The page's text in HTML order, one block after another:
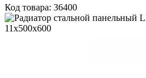
Код товара: 36400